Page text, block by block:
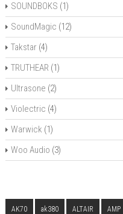
SOUNDBOKS (1)
SoundMagic (12)
Takstar (4)
TRUTHEAR (1)
Ultrasone (2)
Violectric (4)
Warwick (1)
Woo Audio (3)
AK70 ak380 ALTAIR AMP